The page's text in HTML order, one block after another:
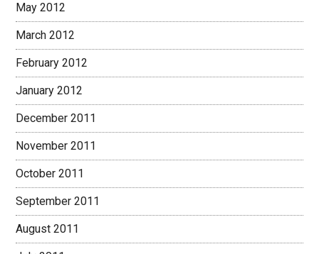
May 2012
March 2012
February 2012
January 2012
December 2011
November 2011
October 2011
September 2011
August 2011